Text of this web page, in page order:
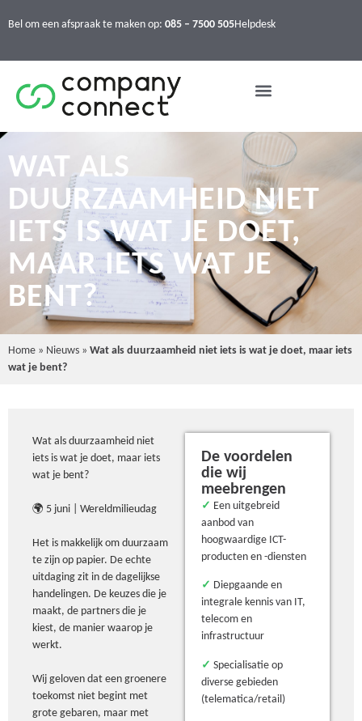
Bel om een afspraak te maken op: 085 – 7500 505Helpdesk
WAT ALS
DUURZAAMHEID NIET
IETS IS WAT JE DOET,
MAAR IETS WAT JE
BENT?
Home » Nieuws » Wat als duurzaamheid niet iets is wat je doet, maar iets
wat je bent?
Wat als duurzaamheid niet
iets is wat je doet, maar iets
wat je bent?
🌍 5 juni | Wereldmilieudag
Het is makkelijk om duurzaam
te zijn op papier. De echte
uitdaging zit in de dagelijkse
handelingen. De keuzes die je
maakt, de partners die je
kiest, de manier waarop je
werkt.
Wij geloven dat een groenere
toekomst niet begint met
grote gebaren, maar met
De voordelen
die wij
meebrengen
✓ Een uitgebreid
aanbod van
hoogwaardige ICT-
producten en -diensten
✓ Diepgaande en
integrale kennis van IT,
telecom en
infrastructuur
✓ Specialisatie op
diverse gebieden
(telematica/retail)